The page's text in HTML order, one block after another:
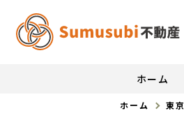
ホーム
ホーム 東